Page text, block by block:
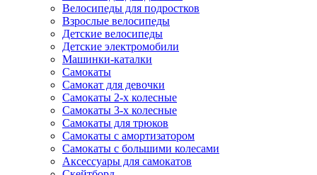
Велосипеды для подростков
Взрослые велосипеды
Детские велосипеды
Детские электромобили
Машинки-каталки
Самокаты
Самокат для девочки
Самокаты 2-х колесные
Самокаты 3-х колесные
Самокаты для трюков
Самокаты с амортизатором
Самокаты с большими колесами
Аксессуары для самокатов